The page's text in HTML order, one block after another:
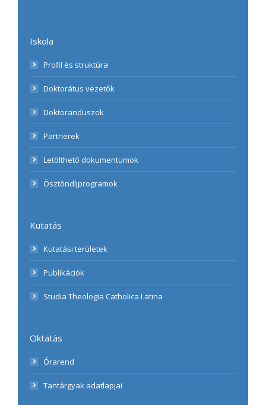
Iskola
Profil és struktúra
Doktorátus vezetők
Doktoranduszok
Partnerek
Letölthető dokumentumok
Ösztöndíjprogramok
Kutatás
Kutatási területek
Publikációk
Studia Theologia Catholica Latina
Oktatás
Órarend
Tantárgyak adatlapjai